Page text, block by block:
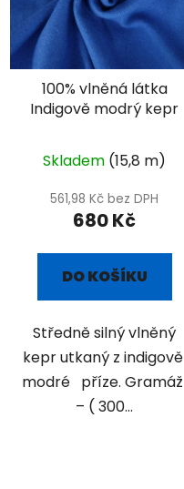
100% vlněná látka
Indigově modrý kepr
Skladem (15,8 m)
561,98 Kč bez DPH
680 Kč
DO KOŠÍKU
Středně silný vlněný
kepr utkaný z indigově
modré příze. Gramáž
– ( 300...